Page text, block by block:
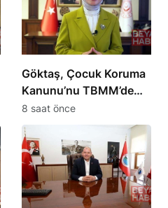
Göktaş, Çocuk Koruma
Kanunu’nu TBMM’de
yasalaştırdı
8 saat önce